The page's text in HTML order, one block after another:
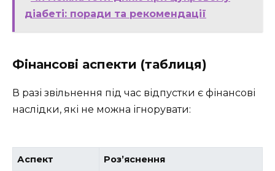
діабеті: поради та рекомендації
Фінансові аспекти (таблиця)
В разі звільнення під час відпустки є фінансові
наслідки, які не можна ігнорувати:
Аспект Роз’яснення